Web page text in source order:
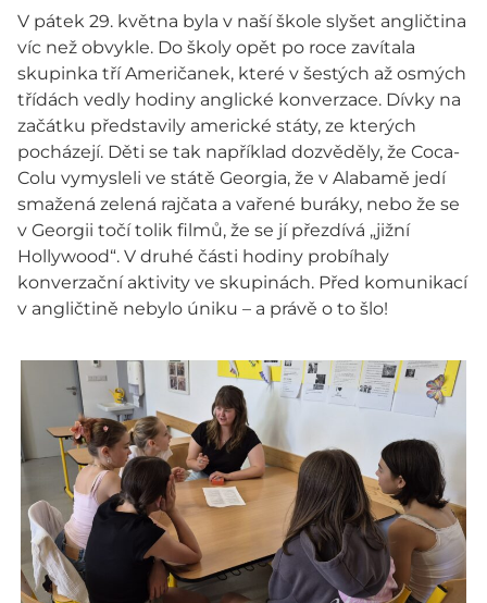
V pátek 29. května byla v naší škole slyšet angličtina
víc než obvykle. Do školy opět po roce zavítala
skupinka tří Američanek, které v šestých až osmých
třídách vedly hodiny anglické konverzace. Dívky na
začátku představily americké státy, ze kterých
pocházejí. Děti se tak například dozvěděly, že Coca-
Colu vymysleli ve státě Georgia, že v Alabamě jedí
smažená zelená rajčata a vařené buráky, nebo že se
v Georgii točí tolik filmů, že se jí přezdívá „jižní
Hollywood“. V druhé části hodiny probíhaly
konverzační aktivity ve skupinách. Před komunikací
v angličtině nebylo úniku – a právě o to šlo!